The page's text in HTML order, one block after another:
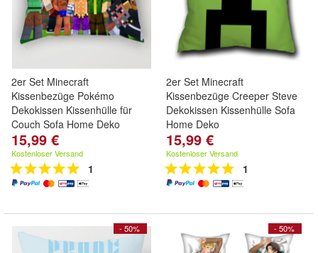
2er Set Minecraft
Kissenbezüge Pokémo
Dekokissen Kissenhülle für
Couch Sofa Home Deko
15,99 €
Kostenloser Versand
1
2er Set Minecraft
Kissenbezüge Creeper Steve
Dekokissen Kissenhülle Sofa
Home Deko
15,99 €
Kostenloser Versand
1
- 50% - 50%